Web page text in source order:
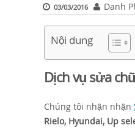
03/03/2016 Danh
Nội dung
Dịch vụ sửa
Chúng tôi nhận nhận
Rielo, Hyundai, Up